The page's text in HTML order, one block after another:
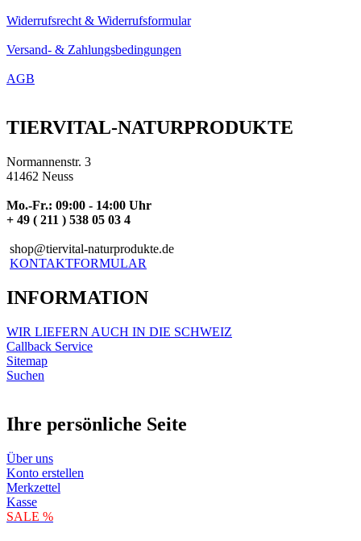
Widerrufsrecht & Widerrufsformular
Versand- & Zahlungsbedingungen
AGB
TIERVITAL-NATURPRODUKTE
Normannenstr. 3
41462 Neuss
Mo.-Fr.: 09:00 - 14:00 Uhr
+ 49 ( 211 ) 538 05 03 4
shop@tiervital-naturprodukte.de
KONTAKTFORMULAR
INFORMATION
WIR LIEFERN AUCH IN DIE SCHWEIZ
Callback Service
Sitemap
Suchen
Ihre persönliche Seite
Über uns
Konto erstellen
Merkzettel
Kasse
SALE %